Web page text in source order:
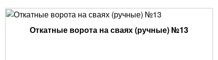
Откатные ворота на сваях (ручные) №13